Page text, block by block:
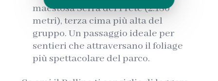
maestosa Serra del Prete (2.180
metri), terza cima più alta del
gruppo. Un passaggio ideale per
sentieri che attraversano il foliage
più spettacolare del parco.